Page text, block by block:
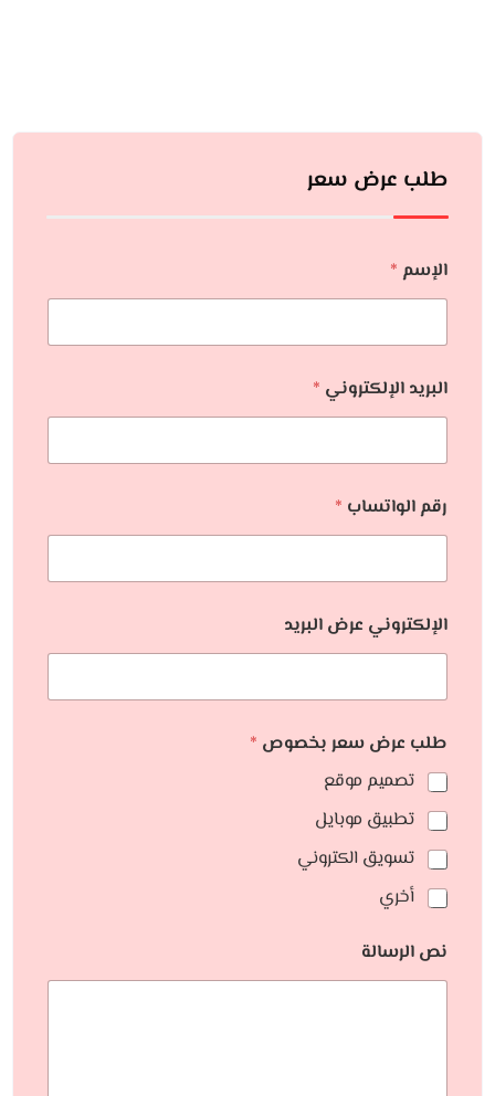
طلب عرض سعر
الإسم *
البريد الإلكتروني *
رقم الواتساب *
الإلكتروني عرض البريد
طلب عرض سعر بخصوص *
تصميم موقع
تطبيق موبايل
تسويق الكتروني
أخري
نص الرسالة